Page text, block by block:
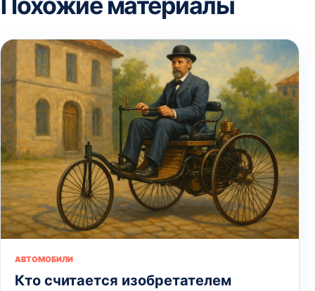
АВТОМОБИЛИ
Кто считается изобретателем